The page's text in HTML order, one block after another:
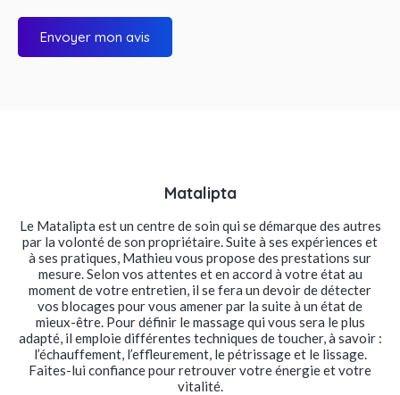
Envoyer mon avis
Matalipta
Le Matalipta est un centre de soin qui se démarque des autres
par la volonté de son propriétaire. Suite à ses expériences et
à ses pratiques, Mathieu vous propose des prestations sur
mesure. Selon vos attentes et en accord à votre état au
moment de votre entretien, il se fera un devoir de détecter
vos blocages pour vous amener par la suite à un état de
mieux-être. Pour définir le massage qui vous sera le plus
adapté, il emploie différentes techniques de toucher, à savoir :
l’échauffement, l’effleurement, le pétrissage et le lissage.
Faites-lui confiance pour retrouver votre énergie et votre
vitalité.